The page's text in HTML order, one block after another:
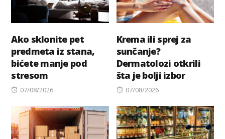
Ako sklonite pet
predmeta iz stana,
bićete manje pod
stresom
Posted
07/08/2026
Krema ili sprej za
sunčanje?
Dermatolozi otkrili
šta je bolji izbor
Posted
07/08/2026